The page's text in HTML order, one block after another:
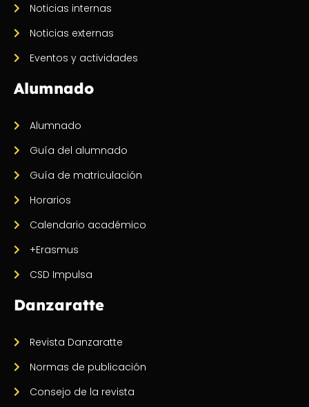
Noticias internas
Noticias externas
Eventos y actividades
Alumnado
Alumnado
Guía del alumnado
Guía de matriculación
Horarios
Calendario académico
+Erasmus
CSD Impulsa
Danzaratte
Revista Danzaratte
Normas de publicación
Consejo de la revista